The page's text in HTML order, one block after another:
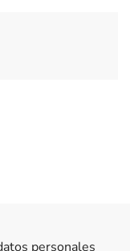
personales